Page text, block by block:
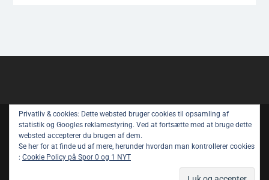
Copyright © All rights reserved.
Spor 1 Nyt – Youtube
Privatlivspolitik
Om Spor 1 NYT
Privatliv & cookies: Dette websted bruger cookies til opsamling af
statistik og Googles reklamestyring. Ved at fortsætte med at bruge dette
websted accepterer du brugen af ​​dem.
Se her for at finde ud af mere, herunder hvordan man kontrollerer cookies
: Cookie Policy på Spor 0 og 1 NYT